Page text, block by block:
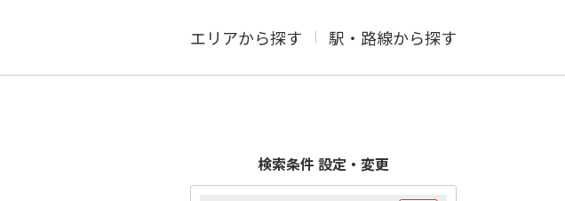
エリアから探す 駅・路線から探す
検索条件 設定・変更